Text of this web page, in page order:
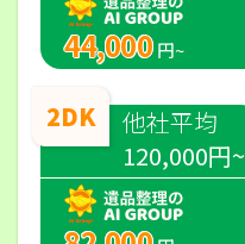
44,000 円~
2DK
他社平均
120,000円~